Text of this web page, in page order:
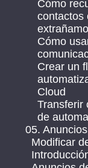
Cómo
contactos
Cómo
Crear un
Cloud
Transferir
de
05. Anuncios
Modificar